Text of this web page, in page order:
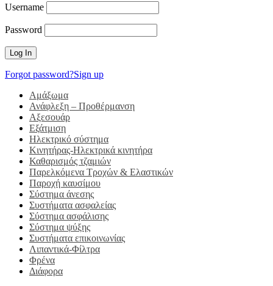
Username
Password
Forgot password?Sign up
Αμάξωμα
Ανάφλεξη – Προθέρμανση
Αξεσουάρ
Εξάτμιση
Ηλεκτρικό σύστημα
Κινητήρας-Ηλεκτρικά κινητήρα
Καθαρισμός τζαμιών
Παρελκόμενα Τροχών & Ελαστικών
Παροχή καυσίμου
Σύστημα άνεσης
Συστήματα ασφαλείας
Σύστημα ασφάλισης
Σύστημα ψύξης
Συστήματα επικοινωνίας
Λιπαντικά-Φίλτρα
Φρένα
Διάφορα